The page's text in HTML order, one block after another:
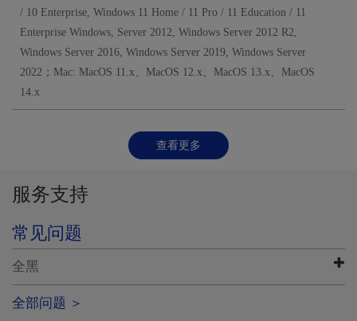
/ 10 Enterprise, Windows 11 Home / 11 Pro / 11 Education / 11
Enterprise Windows, Server 2012, Windows Server 2012 R2,
Windows Server 2016, Windows Server 2019, Windows Server
2022；Mac: MacOS 11.x、MacOS 12.x、MacOS 13.x、MacOS
14.x
查看更多
服务支持
常见问题
全黑
全部问题 ＞